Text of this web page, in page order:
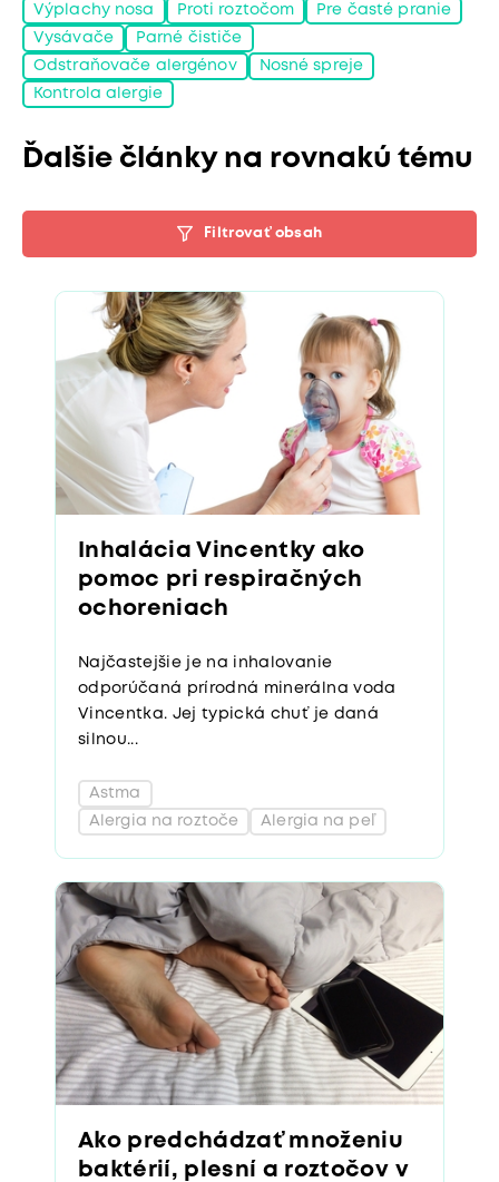
Výplachy nosa Proti roztočom Pre časté pranie
Vysávače Parné čističe
Odstraňovače alergénov Nosné spreje
Kontrola alergie
Ďalšie články na rovnakú tému
Filtrovať obsah
Inhalácia Vincentky ako
pomoc pri respiračných
ochoreniach
Najčastejšie je na inhalovanie
odporúčaná prírodná minerálna voda
Vincentka. Jej typická chuť je daná
silnou...
Alergia na roztoče Alergia na peľ
Astma
Ako predchádzať množeniu
baktérií, plesní a roztočov v